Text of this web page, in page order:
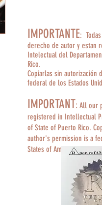
IMPORTANTE:
derecho de autor y estan
Intelectual del
Rico.
Copiarlas sin autorización
federal de los Estados
IMPORTANT: All our
registered in Intellectual
of State of Puerto Rico.
author's permission is a
States of America.